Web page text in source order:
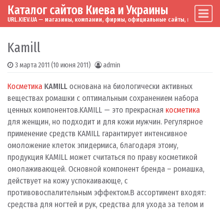
Skip to content
Main Navigation
Каталог сайтов Киева и Украины
URL.KIEV.UA — магазины, компании, фирмы, официальные сайты, мировые
Kamill
3 марта 2011 (10 июня 2011) admin
Косметика KAMILL основана на биологически активных
веществах ромашки с оптимальным сохранением набора
ценных компонентов.KAMILL — это прекрасная косметика
для женщин, но подходит и для кожи мужчин. Регулярное
применение средств KAMILL гарантирует интенсивное
омоложение клеток эпидермиса, благодаря этому,
продукция KAMILL может считаться по праву косметикой
омолаживающей. Основной компонент бренда – ромашка,
действует на кожу успокаивающе, с
противовоспалительным эффектом.В ассортимент входят:
средства для ногтей и рук, средства для ухода за телом и